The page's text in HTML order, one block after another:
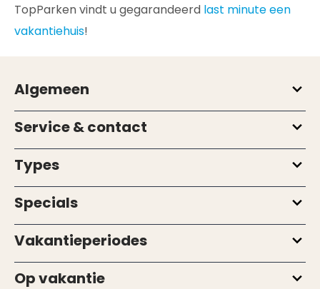
TopParken vindt u gegarandeerd last minute een
vakantiehuis!
Algemeen
Service & contact
Types
Specials
Vakantieperiodes
Op vakantie